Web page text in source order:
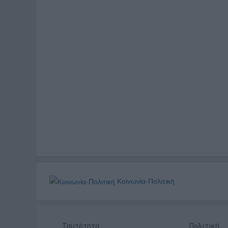
Κοινωνία-Πολιτική
Ταυτότητα Πολιτική